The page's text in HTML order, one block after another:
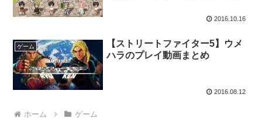
2016.10.16
ゲーム
【ストリートファイター5】ウメ
ハラのプレイ動画まとめ
2016.08.12
ホーム ゲーム